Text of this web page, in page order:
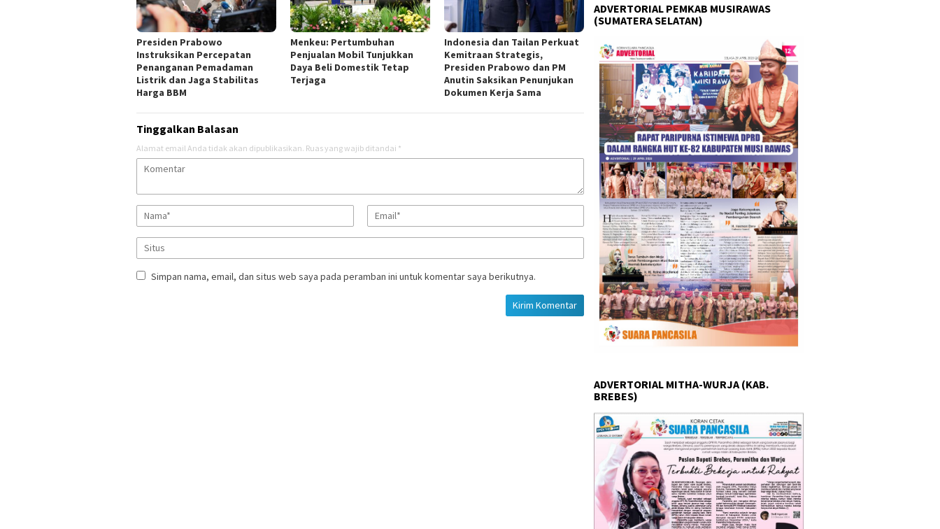
Presiden Prabowo
Instruksikan Percepatan
Penanganan Pemadaman
Listrik dan Jaga Stabilitas
Harga BBM
Menkeu: Pertumbuhan
Penjualan Mobil Tunjukkan
Daya Beli Domestik Tetap
Terjaga
Indonesia dan Tailan Perkuat
Kemitraan Strategis,
Presiden Prabowo dan PM
Anutin Saksikan Penunjukan
Dokumen Kerja Sama
Tinggalkan Balasan
Alamat email Anda tidak akan dipublikasikan. Ruas yang wajib ditandai *
Simpan nama, email, dan situs web saya pada peramban ini untuk komentar saya berikutnya.
ADVERTORIAL PEMKAB MUSIRAWAS
(SUMATERA SELATAN)
ADVERTORIAL MITHA-WURJA (KAB.
BREBES)